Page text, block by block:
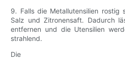
9. Falls die Metallutensilien rostig
Salz und Zitronensaft. Dadurch
entfernen und die Utensilien
strahlend.
Die